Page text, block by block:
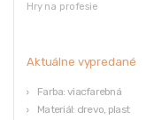
Hry na profesie
Aktuálne vypredané
Farba: viacfarebná
Materiál: drevo, plast